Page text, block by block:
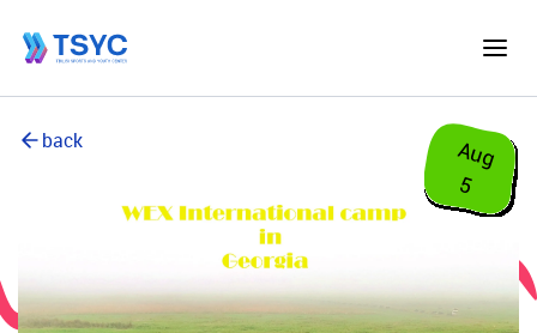
back A
u
g
5